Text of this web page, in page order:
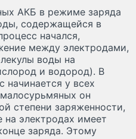
АКБ в режиме заряда
содержащейся в
начался,
между электродами,
воды на
и водород). В
начинается у всех
он
степени заряженности,
на электродах имеет
заряда. Этому